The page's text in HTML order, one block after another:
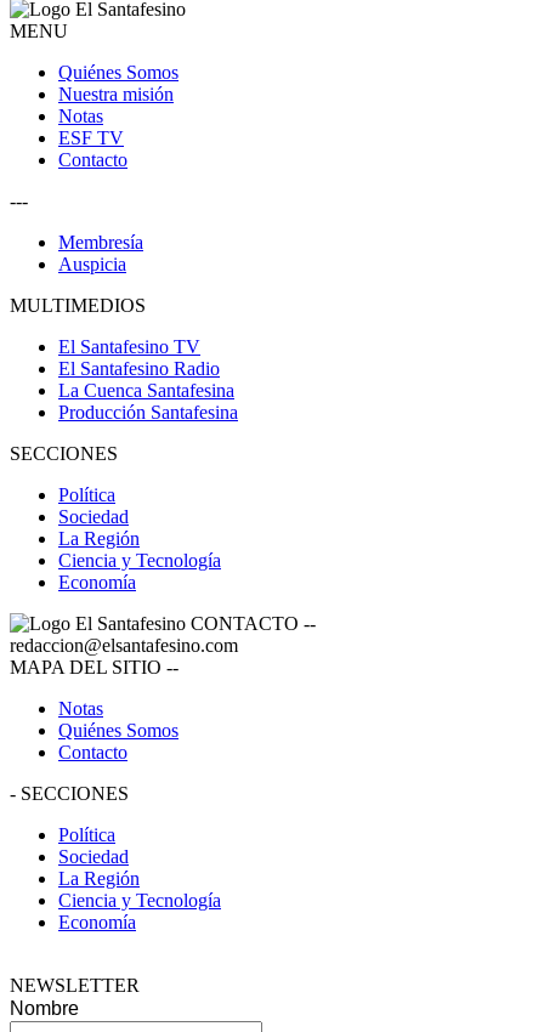
MENU
Quiénes Somos
Nuestra misión
Notas
ESF TV
Contacto
---
Membresía
Auspicia
MULTIMEDIOS
El Santafesino TV
El Santafesino Radio
La Cuenca Santafesina
Producción Santafesina
SECCIONES
Política
Sociedad
La Región
Ciencia y Tecnología
Economía
CONTACTO --
redaccion@elsantafesino.com
MAPA DEL SITIO --
Notas
Quiénes Somos
Contacto
- SECCIONES
Política
Sociedad
La Región
Ciencia y Tecnología
Economía
NEWSLETTER
Nombre